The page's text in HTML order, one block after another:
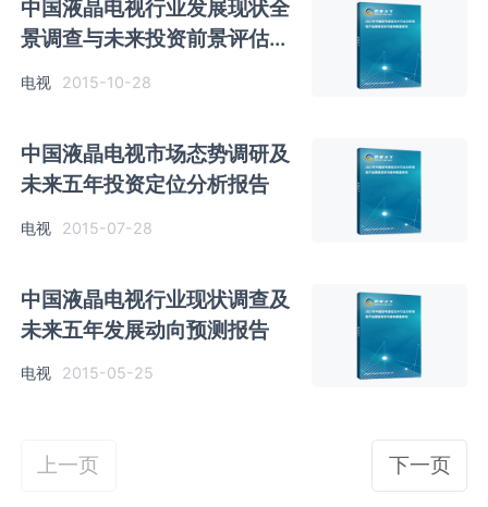
中国液晶电视行业发展现状全
景调查与未来投资前景评估报
告
电视 2015-10-28
中国液晶电视市场态势调研及
未来五年投资定位分析报告
电视 2015-07-28
中国液晶电视行业现状调查及
未来五年发展动向预测报告
电视 2015-05-25
上一页 下一页